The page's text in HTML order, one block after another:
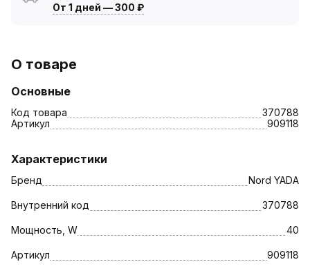
От 1 дней —300 ₽
О товаре
Основные
Код товара
370788
Артикул
909118
Характеристики
Бренд Nord YADA
Внутренний код 370788
Мощность, W 40
Артикул 909118